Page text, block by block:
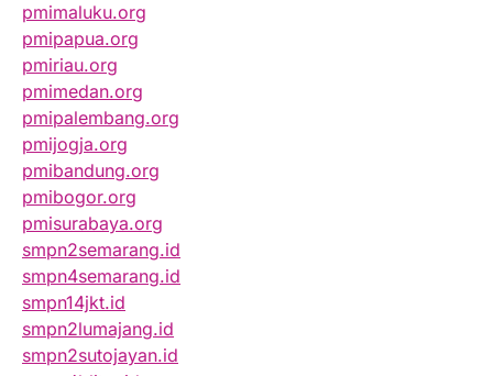
pmimaluku.org
pmipapua.org
pmiriau.org
pmimedan.org
pmipalembang.org
pmijogja.org
pmibandung.org
pmibogor.org
pmisurabaya.org
smpn2semarang.id
smpn4semarang.id
smpn14jkt.id
smpn2lumajang.id
smpn2sutojayan.id